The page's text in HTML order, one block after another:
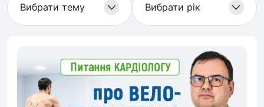
Вибрати тему Вибрати рік